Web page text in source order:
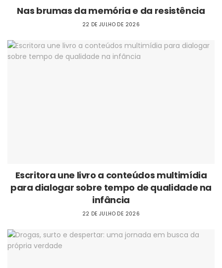
Nas brumas da memória e da resistência
22 DE JULHO DE 2026
Escritora une livro a conteúdos multimídia
para dialogar sobre tempo de qualidade na
infância
22 DE JULHO DE 2026